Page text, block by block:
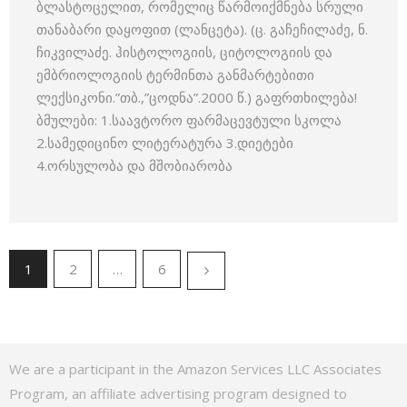
ბლასტოცელით, რომელიც წარმოიქმნება სრული
თანაბარი დაყოფით (ლანცეტა). (ც. გაჩეჩილაძე, ნ.
ჩიკვილაძე. ჰისტოლოგიის, ციტოლოგიის და
ემბრიოლოგიის ტერმინთა განმარტებითი
ლექსიკონი.”თბ.,”ცოდნა”.2000 წ.) გაფრთხილება!
ბმულები: 1.საავტორო ფარმაცევტული სკოლა
2.სამედიცინო ლიტერატურა 3.დიეტები
4.ორსულობა და მშობიარობა
1 2 … 6
We are a participant in the Amazon Services LLC Associates
Program, an affiliate advertising program designed to